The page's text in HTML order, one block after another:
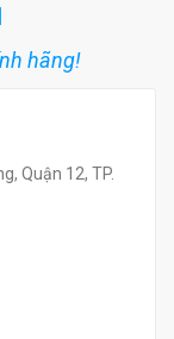
hãng!
Quận 12, TP.